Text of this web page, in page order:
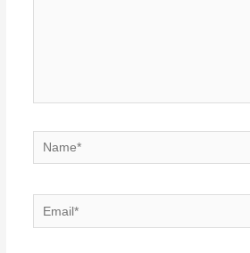
Name*
Email*